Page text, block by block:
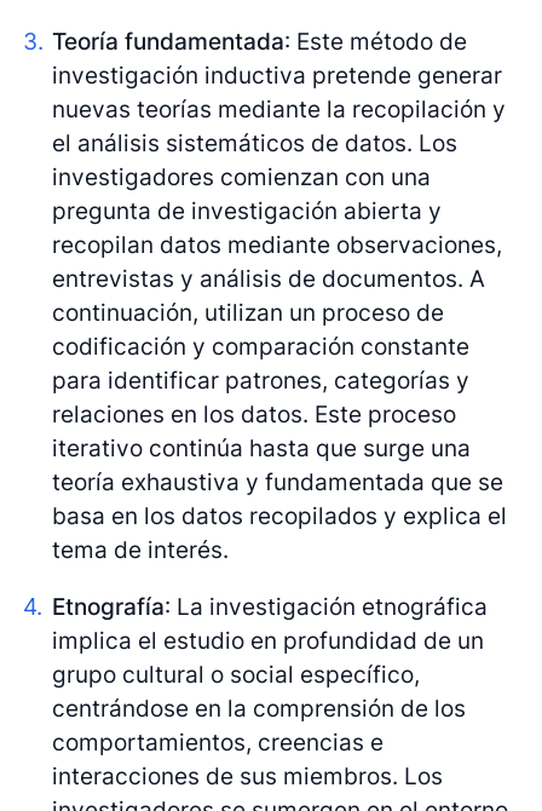
Teoría fundamentada: Este método de
investigación inductiva pretende generar
nuevas teorías mediante la recopilación y
el análisis sistemáticos de datos. Los
investigadores comienzan con una
pregunta de investigación abierta y
recopilan datos mediante observaciones,
entrevistas y análisis de documentos. A
continuación, utilizan un proceso de
codificación y comparación constante
para identificar patrones, categorías y
relaciones en los datos. Este proceso
iterativo continúa hasta que surge una
teoría exhaustiva y fundamentada que se
basa en los datos recopilados y explica el
tema de interés.
Etnografía: La investigación etnográfica
implica el estudio en profundidad de un
grupo cultural o social específico,
centrándose en la comprensión de los
comportamientos, creencias e
interacciones de sus miembros. Los